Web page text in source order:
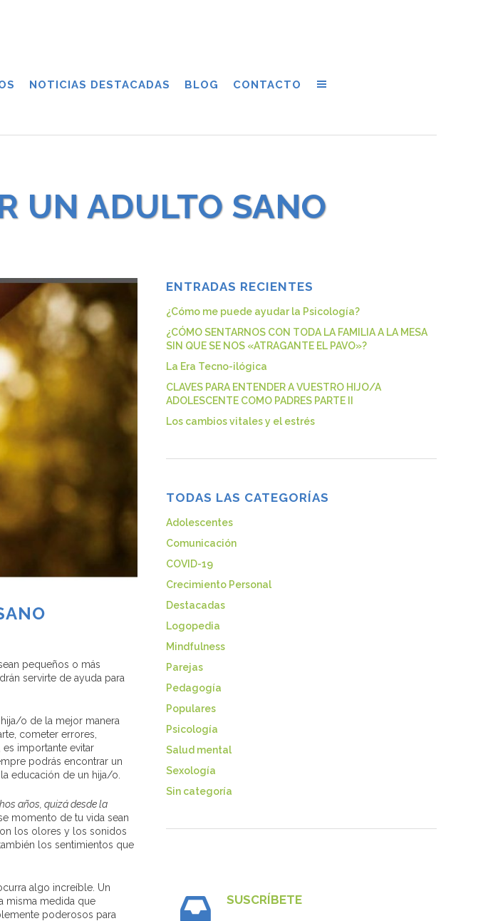
NOTICIAS DESTACADAS BLOG CONTACTO
UN ADULTO SANO
pequeños o más
servirte de ayuda para
o de la mejor manera
cometer errores,
importante evitar
podrás encontrar un
educación de un hija/o.
años, quizá desde la
momento de tu vida sean
los olores y los sonidos
los sentimientos que
algo increíble. Un
misma medida que
poderosos para
ENTRADAS RECIENTES
¿Cómo me puede ayudar la Psicología?
¿CÓMO SENTARNOS CON TODA LA FAMILIA A LA MESA
SIN QUE SE NOS «ATRAGANTE EL PAVO»?
La Era Tecno-ilógica
CLAVES PARA ENTENDER A VUESTRO HIJO/A
ADOLESCENTE COMO PADRES PARTE II
Los cambios vitales y el estrés
TODAS LAS CATEGORÍAS
Adolescentes
Comunicación
COVID-19
Crecimiento Personal
Destacadas
Logopedia
Mindfulness
Parejas
Pedagogía
Populares
Psicología
Salud mental
Sexología
Sin categoría
SUSCRÍBETE